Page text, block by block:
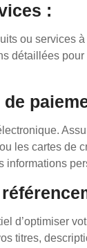
:
ou services
détaillées
les cartes de
informations
d’optimiser
titres,